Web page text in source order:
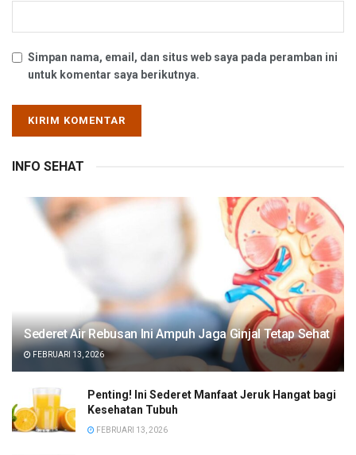
Simpan nama, email, dan situs web saya pada peramban ini
untuk komentar saya berikutnya.
INFO SEHAT
Sederet Air Rebusan Ini Ampuh Jaga Ginjal Tetap Sehat
FEBRUARI 13, 2026
Penting! Ini Sederet Manfaat Jeruk Hangat bagi
Kesehatan Tubuh
FEBRUARI 13, 2026